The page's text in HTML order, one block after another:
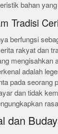
bahan
Tradisi
berfungsi
rakyat dan
mengisahkan
adalah
pada seorang
dan tidak
dan